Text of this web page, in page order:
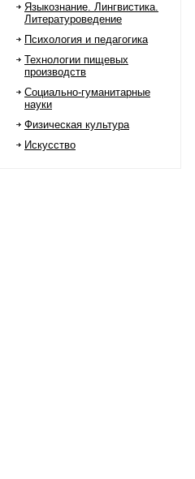
Языкознание. Лингвистика.
Литературоведение
Психология и педагогика
Технологии пищевых
производств
Социально-гуманитарные
науки
Физическая культура
Искусство